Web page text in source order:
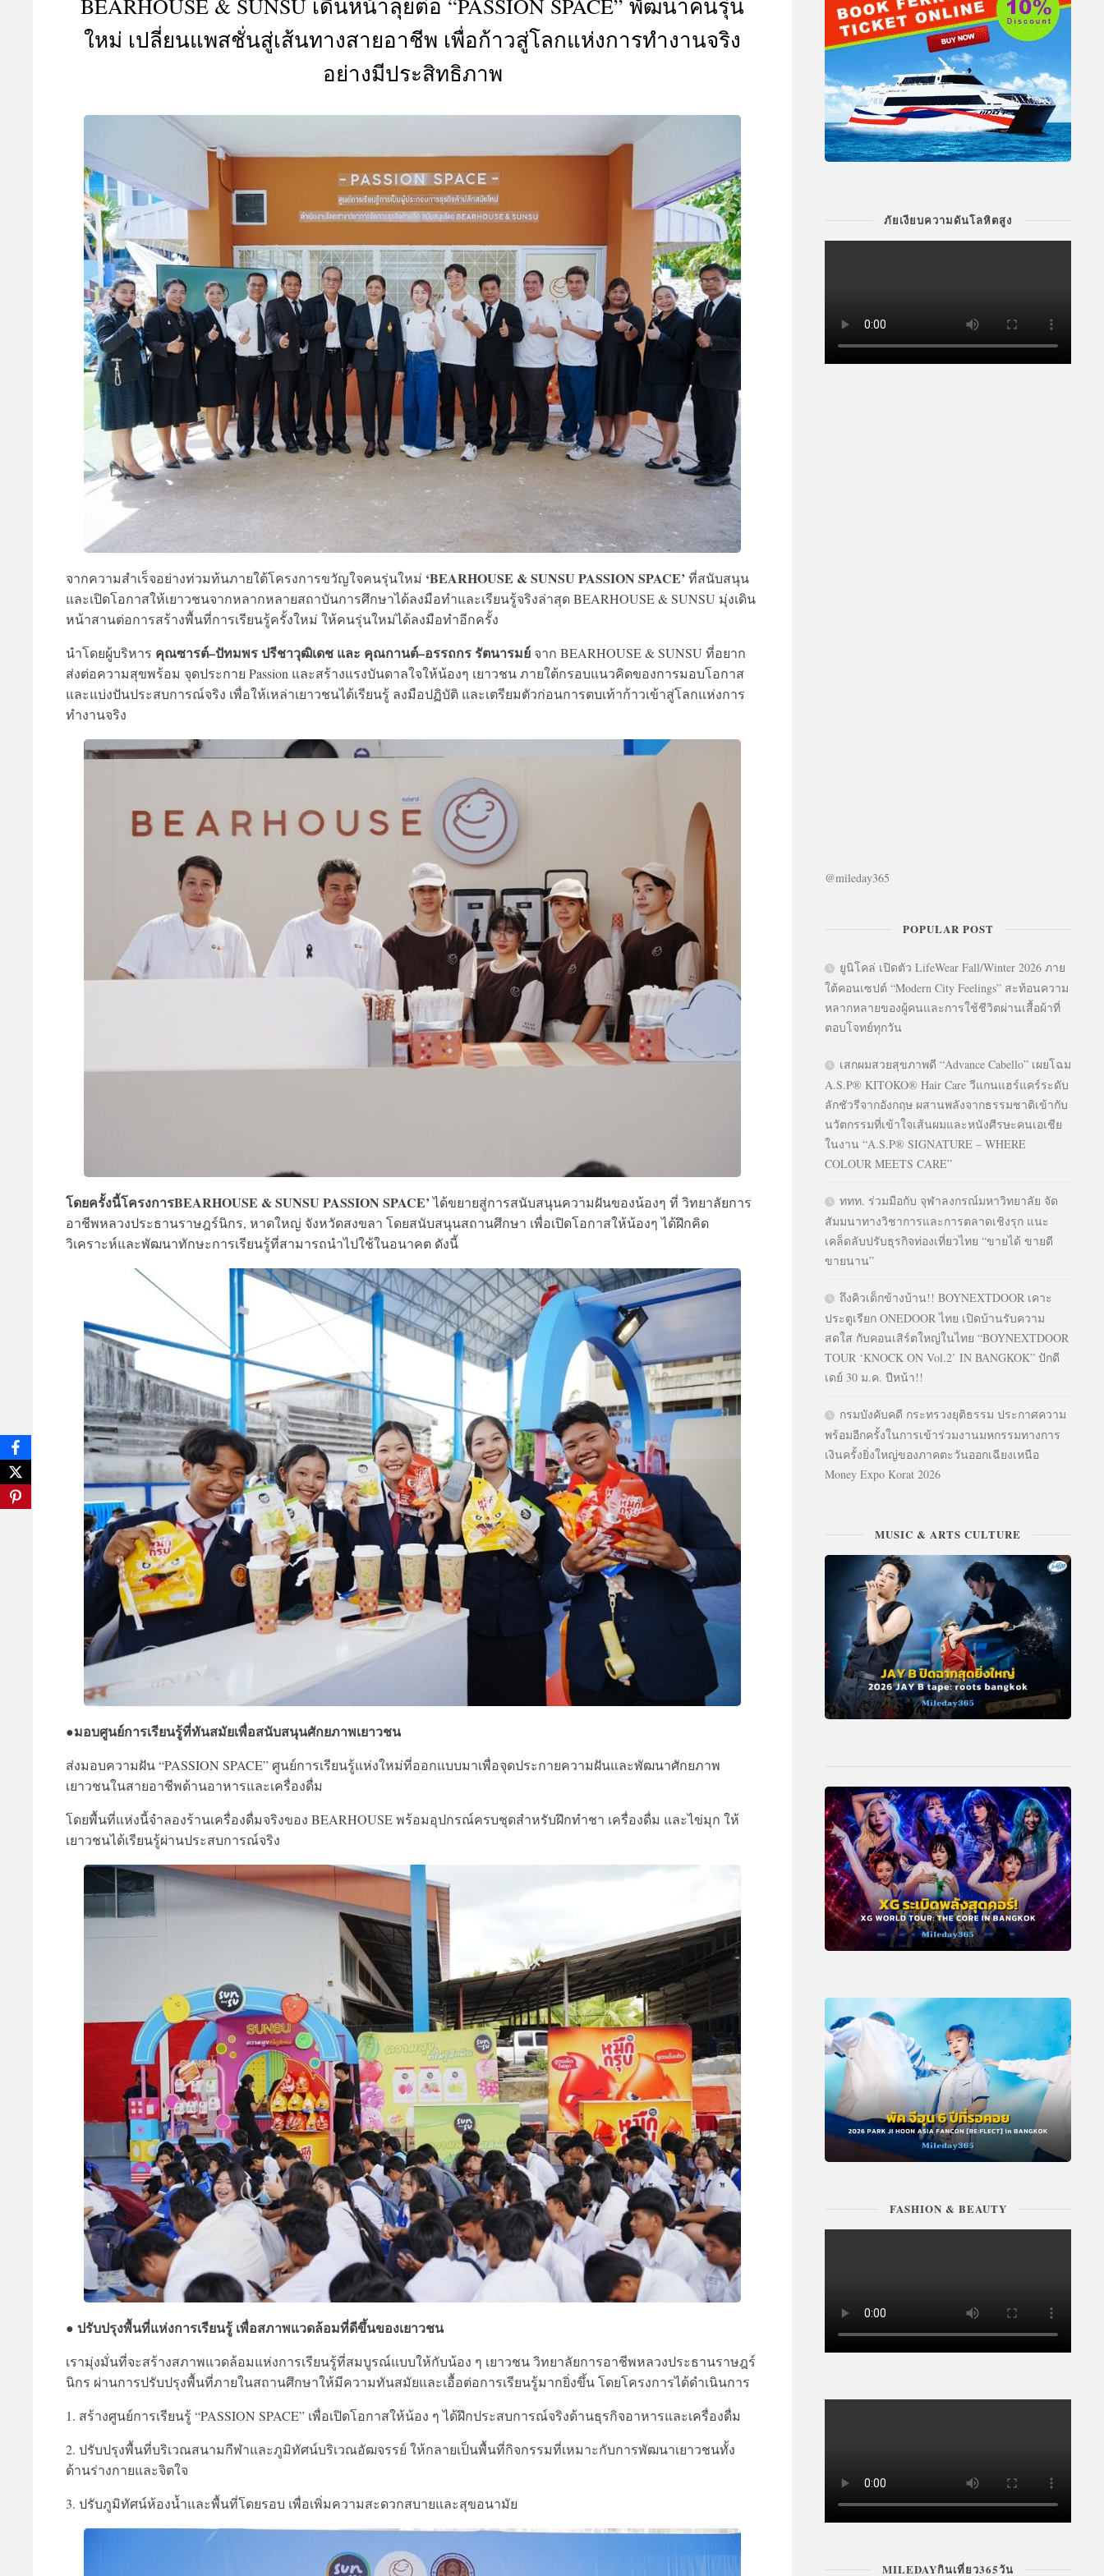
ACTIVITIES
&
EVENT
BEARHOUSE & SUNSU เดินหน้าลุยต่อ “PASSION SPACE” พัฒนาคนรุ่น
ใหม่ เปลี่ยนแพสชั่นสู่เส้นทางสายอาชีพ เพื่อก้าวสู่โลกแห่งการทำงานจริง
อย่างมีประสิทธิภาพ
จากความสำเร็จอย่างท่วมท้นภายใต้โครงการขวัญใจคนรุ่นใหม่ ‘BEARHOUSE & SUNSU PASSION SPACE’ ที่สนับสนุน
และเปิดโอกาสให้เยาวชนจากหลากหลายสถาบันการศึกษาได้ลงมือทำและเรียนรู้จริงล่าสุด BEARHOUSE & SUNSU มุ่งเดิน
หน้าสานต่อการสร้างพื้นที่การเรียนรู้ครั้งใหม่ ให้คนรุ่นใหม่ได้ลงมือทำอีกครั้ง
นำโดยผู้บริหาร คุณซารต์–ปัทมพร ปรีชาวุฒิเดช และ คุณกานต์–อรรถกร รัตนารมย์ จาก BEARHOUSE & SUNSU ที่อยาก
ส่งต่อความสุขพร้อม จุดประกาย Passion และสร้างแรงบันดาลใจให้น้องๆ เยาวชน ภายใต้กรอบแนวคิดของการมอบโอกาส
และแบ่งปันประสบการณ์จริง เพื่อให้เหล่าเยาวชนได้เรียนรู้ ลงมือปฏิบัติ และเตรียมตัวก่อนการตบเท้าก้าวเข้าสู่โลกแห่งการ
ทำงานจริง
โดยครั้งนี้โครงการBEARHOUSE & SUNSU PASSION SPACE’ได้ขยายสู่การสนับสนุนความฝันของน้องๆ ที่ วิทยาลัยการ
อาชีพหลวงประธานราษฎร์นิกร, หาดใหญ่ จังหวัดสงขลา โดยสนับสนุนสถานศึกษา เพื่อเปิดโอกาสให้น้องๆ ได้ฝึกคิด
วิเคราะห์และพัฒนาทักษะการเรียนรู้ที่สามารถนำไปใช้ในอนาคต ดังนี้
●มอบศูนย์การเรียนรู้ที่ทันสมัยเพื่อสนับสนุนศักยภาพเยาวชน
ส่งมอบความฝัน “PASSION SPACE” ศูนย์การเรียนรู้แห่งใหม่ที่ออกแบบมาเพื่อจุดประกายความฝันและพัฒนาศักยภาพ
เยาวชนในสายอาชีพด้านอาหารและเครื่องดื่ม
โดยพื้นที่แห่งนี้จำลองร้านเครื่องดื่มจริงของ BEARHOUSE พร้อมอุปกรณ์ครบชุดสำหรับฝึกทำชา เครื่องดื่ม และไข่มุก ให้
เยาวชนได้เรียนรู้ผ่านประสบการณ์จริง
● ปรับปรุงพื้นที่แห่งการเรียนรู้ เพื่อสภาพแวดล้อมที่ดีขึ้นของเยาวชน
เรามุ่งมั่นที่จะสร้างสภาพแวดล้อมแห่งการเรียนรู้ที่สมบูรณ์แบบให้กับน้อง ๆ เยาวชน วิทยาลัยการอาชีพหลวงประธานราษฎร์
นิกร ผ่านการปรับปรุงพื้นที่ภายในสถานศึกษาให้มีความทันสมัยและเอื้อต่อการเรียนรู้มากยิ่งขึ้น โดยโครงการได้ดำเนินการ
1. สร้างศูนย์การเรียนรู้ “PASSION SPACE” เพื่อเปิดโอกาสให้น้อง ๆ ได้ฝึกประสบการณ์จริงด้านธุรกิจอาหารและเครื่องดื่ม
2. ปรับปรุงพื้นที่บริเวณสนามกีฬาและภูมิทัศน์บริเวณอัฒจรรย์ ให้กลายเป็นพื้นที่กิจกรรมที่เหมาะกับการพัฒนาเยาวชนทั้ง
ด้านร่างกายและจิตใจ
3. ปรับภูมิทัศน์ห้องน้ำและพื้นที่โดยรอบ เพื่อเพิ่มความสะดวกสบายและสุขอนามัย
ภัยเงียบความดันโลหิตสูง
@mileday365
POPULAR POST
ยูนิโคล่ เปิดตัว LifeWear Fall/Winter 2026 ภาย
ใต้คอนเซปต์ “Modern City Feelings” สะท้อนความ
หลากหลายของผู้คนและการใช้ชีวิตผ่านเสื้อผ้าที่
ตอบโจทย์ทุกวัน
เสกผมสวยสุขภาพดี “Advance Cabello” เผยโฉม
A.S.P® KITOKO® Hair Care วีแกนแฮร์แคร์ระดับ
ลักชัวรีจากอังกฤษ ผสานพลังจากธรรมชาติเข้ากับ
นวัตกรรมที่เข้าใจเส้นผมและหนังศีรษะคนเอเชีย
ในงาน “A.S.P® SIGNATURE – WHERE
COLOUR MEETS CARE”
ททท. ร่วมมือกับ จุฬาลงกรณ์มหาวิทยาลัย จัด
สัมมนาทางวิชาการและการตลาดเชิงรุก แนะ
เคล็ดลับปรับธุรกิจท่องเที่ยวไทย “ขายได้ ขายดี
ขายนาน”
ถึงคิวเด็กข้างบ้าน!! BOYNEXTDOOR เคาะ
ประตูเรียก ONEDOOR ไทย เปิดบ้านรับความ
สดใส กับคอนเสิร์ตใหญ่ในไทย “BOYNEXTDOOR
TOUR ‘KNOCK ON Vol.2’ IN BANGKOK” ปักดี
เดย์ 30 ม.ค. ปีหน้า!!
กรมบังคับคดี กระทรวงยุติธรรม ประกาศความ
พร้อมอีกครั้งในการเข้าร่วมงานมหกรรมทางการ
เงินครั้งยิ่งใหญ่ของภาคตะวันออกเฉียงเหนือ
Money Expo Korat 2026
MUSIC & ARTS CULTURE
FASHION & BEAUTY
MILEDAYกินเที่ยว365วัน